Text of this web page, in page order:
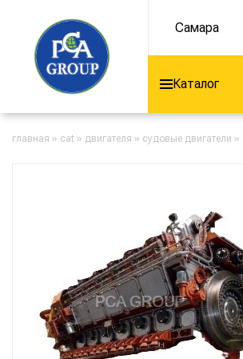
Самара
Каталог
главная » cat » двигателя » судовые двигатели »